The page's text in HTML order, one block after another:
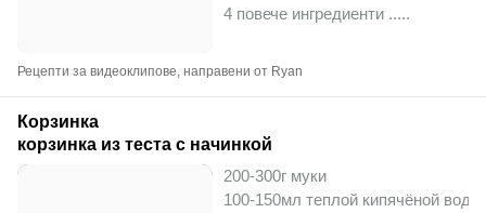
4 повече ингредиенти .....
Рецепти за видеоклипове, направени от Ryan
Корзинка
корзинка из теста с начинкой
200-300г муки
100-150мл теплой кипячёной воды